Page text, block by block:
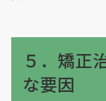
５．矯正
な要因